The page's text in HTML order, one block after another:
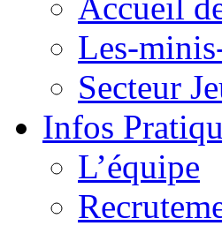
Les-
Secteur
Infos
L’équipe